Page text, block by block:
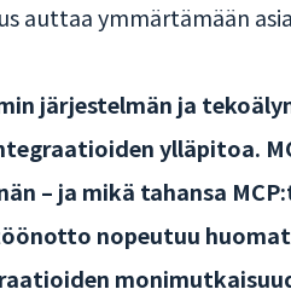
auttaa ymmärtämään
järjestelmän ja
ylläpitoa.
– ja mikä tahansa
nopeutuu